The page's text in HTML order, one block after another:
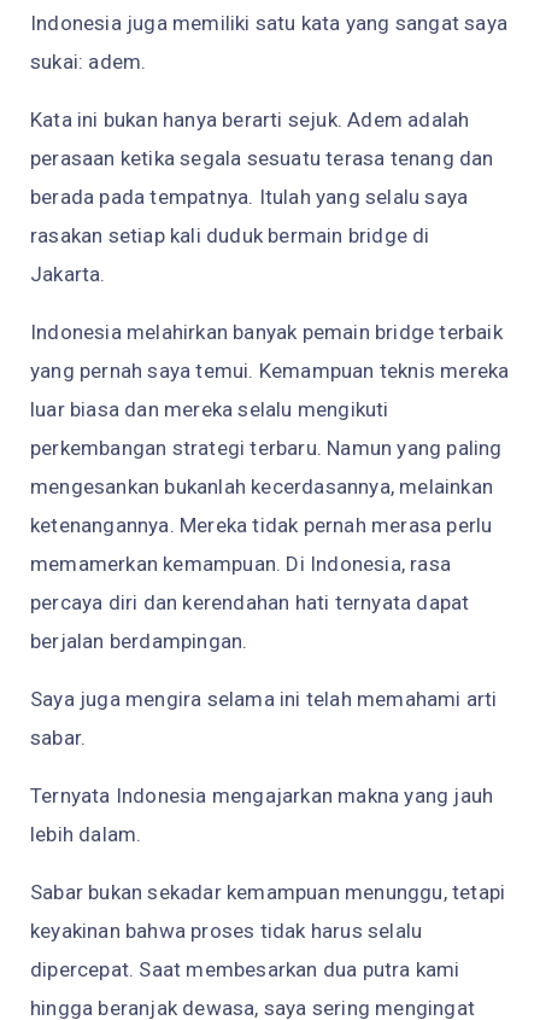
Indonesia juga memiliki satu kata yang sangat saya
sukai: adem.
Kata ini bukan hanya berarti sejuk. Adem adalah
perasaan ketika segala sesuatu terasa tenang dan
berada pada tempatnya. Itulah yang selalu saya
rasakan setiap kali duduk bermain bridge di
Jakarta.
Indonesia melahirkan banyak pemain bridge terbaik
yang pernah saya temui. Kemampuan teknis mereka
luar biasa dan mereka selalu mengikuti
perkembangan strategi terbaru. Namun yang paling
mengesankan bukanlah kecerdasannya, melainkan
ketenangannya. Mereka tidak pernah merasa perlu
memamerkan kemampuan. Di Indonesia, rasa
percaya diri dan kerendahan hati ternyata dapat
berjalan berdampingan.
Saya juga mengira selama ini telah memahami arti
sabar.
Ternyata Indonesia mengajarkan makna yang jauh
lebih dalam.
Sabar bukan sekadar kemampuan menunggu, tetapi
keyakinan bahwa proses tidak harus selalu
dipercepat. Saat membesarkan dua putra kami
hingga beranjak dewasa, saya sering mengingat